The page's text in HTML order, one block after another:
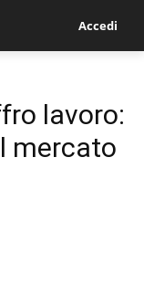
Accedi
lavoro:
mercato